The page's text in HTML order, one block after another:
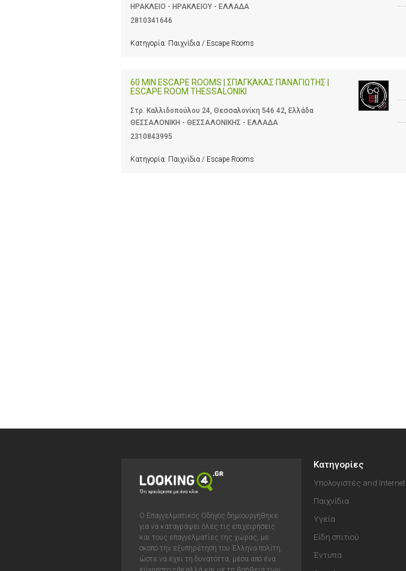
ΗΡΑΚΛΕΙΟ - ΗΡΑΚΛΕΙΟΥ - ΕΛΛΑΔΑ
2810341646
Κατηγορία: Παιχνίδια / Escape Rooms
60 MIN ESCAPE ROOMS | ΣΠΑΓΚΑΚΑΣ ΠΑΝΑΓΙΩΤΗΣ |
ESCAPE ROOM THESSALONIKI
Στρ. Καλλιδοπούλου 24, Θεσσαλονίκη 546 42, Ελλάδα
ΘΕΣΣΑΛΟΝΙΚΗ - ΘΕΣΣΑΛΟΝΙΚΗΣ - ΕΛΛΑΔΑ
2310843995
Κατηγορία: Παιχνίδια / Escape Rooms
Ο Επαγγελματικός Οδηγός δημιουργήθηκε
για να καταγράψει όλες τις επιχειρήσεις
και τους επαγγελματίες της χώρας, με
σκοπό την εξυπηρέτηση του Έλληνα πολίτη,
ώστε να έχει τη δυνατόττα, μέσα από ένα
Κατηγορίες
Υπολογιστές and Internet
Παιχνίδια
Υγεία
Είδη σπιτιού
Έντυπα